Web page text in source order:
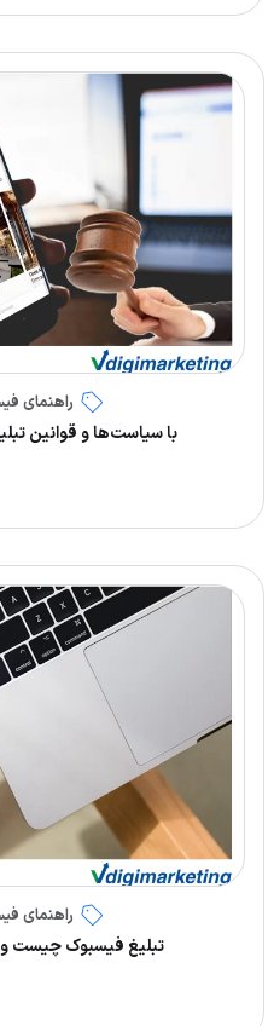
راهنمای
با سیاست‌ها و قوانین
راهنمای
تبلیغ فیسبوک چیست